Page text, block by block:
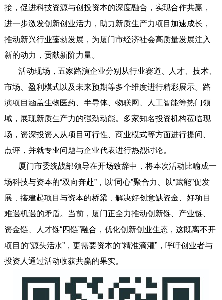
接，促进科技资源与创投资本的深度融合，实现合作共赢，
进一步激发创新创业活力，助力新质生产力项目加速成长，
推动新兴行业蓬勃发展，为厦门市经济社会高质量发展注入
新的动力，贡献新阶力量。
活动现场，五家路演企业分别从行业赛道、人才、技术、
市场、盈利模式以及未来预期等多个维度进行精彩展示。路
演项目涵盖生物医药、半导体、物联网、人工智能等热门领
域，展现新质生产力的强劲动能。多家知名投资机构莅临现
场，资深投资人从项目可行性、商业模式等方面进行提问、
点评，并就专业问题与企业代表进行热烈讨论。
厦门市委统战部领导在开场致辞中，将本次活动比喻成一
场科技与资本的“双向奔赴”，以“同心”聚合力、以“赋能”促发
展，搭建起项目与资本的桥梁，解决好创意缺资金、好项目
难遇机遇的矛盾。当前，厦门正全力推动创新链、产业链、
资金链、人才链“四链”融合，优化创新创业生态，这既离不开
项目的“源头活水”，更需要资本的“精准滴灌”，呼吁创业者与
投资人通过活动收获共赢的果实。